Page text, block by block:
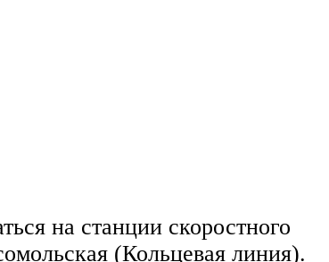
на станции скоростного
(Кольцевая линия).